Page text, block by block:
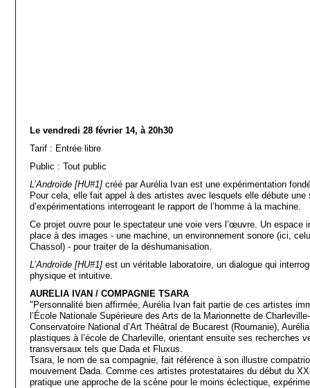
Le vendredi 28 février 14, à 20h30
Tarif : Entrée libre
Public : Tout public
L’Androïde [HU#1] créé par Aurélia Ivan est une expérimentation
Pour cela, elle fait appel à des artistes avec lesquels elle débute une
d’expérimentations interrogeant le rapport de l’homme à la machine.
Ce projet ouvre pour le spectateur une voie vers l’œuvre. Un espace
place à des images - une machine, un environnement sonore (ici,
Chassol) - pour traiter de la déshumanisation.
L’Androïde [HU#1] est un véritable laboratoire, un dialogue qui
physique et intuitive.
AURELIA IVAN / COMPAGNIE TSARA
"Personnalité bien affirmée, Aurélia Ivan fait partie de ces artistes
l’École Nationale Supérieure des Arts de la Marionnette de
Conservatoire National d’Art Théâtral de Bucarest (Roumanie),
plastiques à l’école de Charleville, orientant ensuite ses recherches
transversaux tels que Dada et Fluxus.
Tsara, le nom de sa compagnie, fait référence à son illustre
mouvement Dada. Comme ces artistes protestataires du début du
pratique une approche de la scène pour le moins éclectique,